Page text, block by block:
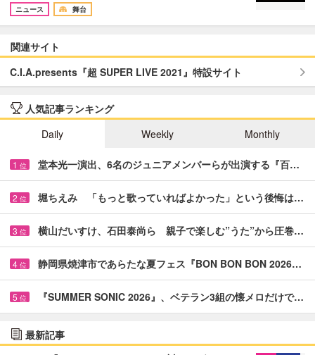
ニュース
舞台
関連サイト
C.I.A.presents『超 SUPER LIVE 2021』特設サイト
人気記事ランキング
Daily
Weekly Monthly
1 位 堂本光一演出、6名のジュニアメンバーらが出演する『百…
2 位 堀ちえみ 「もっと歌っていればよかった」という後悔は…
3 位 横山だいすけ、石田泰尚ら 親子で楽しむ”うた”から圧巻…
4 位 静岡県焼津市であらたな夏フェス『BON BON BON 2026…
5 位 『SUMMER SONIC 2026』、ベテラン3組の懐メロだけで…
最新記事